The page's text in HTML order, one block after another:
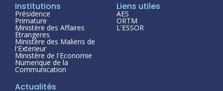
Institutions
Présidence
Primature
Ministère des Affaires
Étrangeres
Ministère des Maliens de
l'Exterieur
Ministère de l'Economie
Numerique de la
Communication
Liens utiles
AES
ORTM
L'ESSOR
Actualités